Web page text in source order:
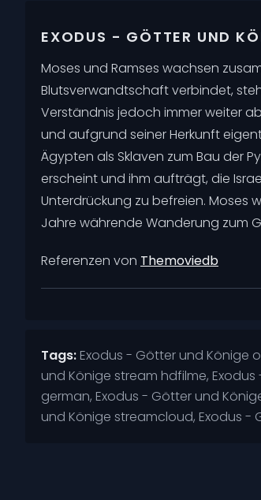
EXODUS - GÖTTER UND
Moses und Ramses wachsen
Blutsverwandtschaft verbindet,
Verständnis jedoch immer weiter
und aufgrund seiner Herkunft
Ägypten als Sklaven zum Bau der
erscheint und ihm aufträgt, die
Unterdrückung zu befreien. Moses
Jahre währende Wanderung zum
Referenzen von Themoviedb
Tags: Exodus - Götter und Könige
und Könige stream hdfilme,
german, Exodus - Götter und
und Könige streamcloud, Exodus -